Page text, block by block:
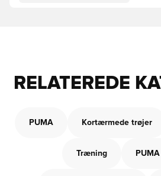
RELATEREDE
PUMA Kortærmede trøjer
Træning